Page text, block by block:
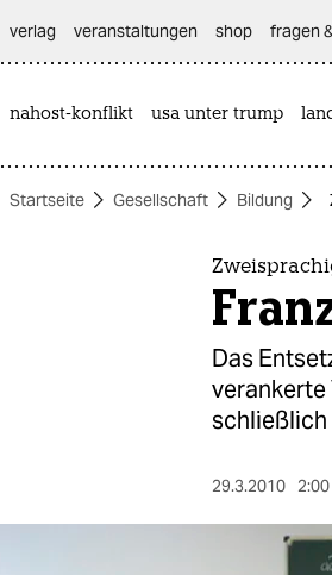
themen
verlag
veranstaltungen shop fragen
nahost-konflikt usa unter trump
Startseite Gesellschaft Bildung
Das
verankerte
schließlich
29.3.2010